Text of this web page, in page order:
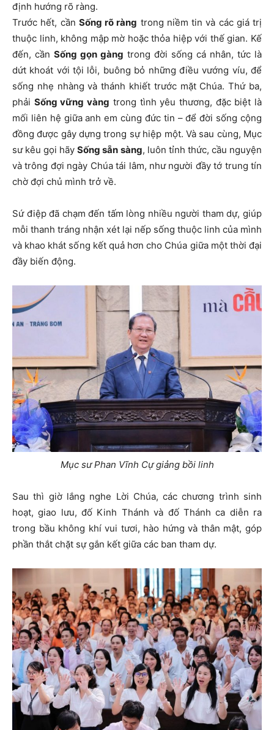
định hướng rõ ràng.
Trước hết, cần Sống rõ ràng trong niềm tin và các giá trị
thuộc linh, không mập mờ hoặc thỏa hiệp với thế gian. Kế
đến, cần Sống gọn gàng trong đời sống cá nhân, tức là
dứt khoát với tội lỗi, buông bỏ những điều vướng víu, để
sống nhẹ nhàng và thánh khiết trước mặt Chúa. Thứ ba,
phải Sống vững vàng trong tình yêu thương, đặc biệt là
mối liên hệ giữa anh em cùng đức tin – để đời sống cộng
đồng được gây dựng trong sự hiệp một. Và sau cùng, Mục
sư kêu gọi hãySống sẵn sàng, luôn tỉnh thức, cầu nguyện
và trông đợi ngày Chúa tái lâm, như người đầy tớ trung tín
chờ đợi chủ mình trở về.
Sứ điệp đã chạm đến tấm lòng nhiều người tham dự, giúp
mỗi thanh tráng nhận xét lại nếp sống thuộc linh của mình
và khao khát sống kết quả hơn cho Chúa giữa một thời đại
đầy biến động.
Mục sư Phan Vĩnh Cự giảng bồi linh
Sau thì giờ lắng nghe Lời Chúa, các chương trình sinh
hoạt, giao lưu, đố Kinh Thánh và đố Thánh ca diễn ra
trong bầu không khí vui tươi, hào hứng và thân mật, góp
phần thắt chặt sự gắn kết giữa các ban tham dự.